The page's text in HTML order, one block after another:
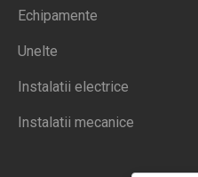
Echipamente
Unelte
Instalatii electrice
Instalatii mecanice